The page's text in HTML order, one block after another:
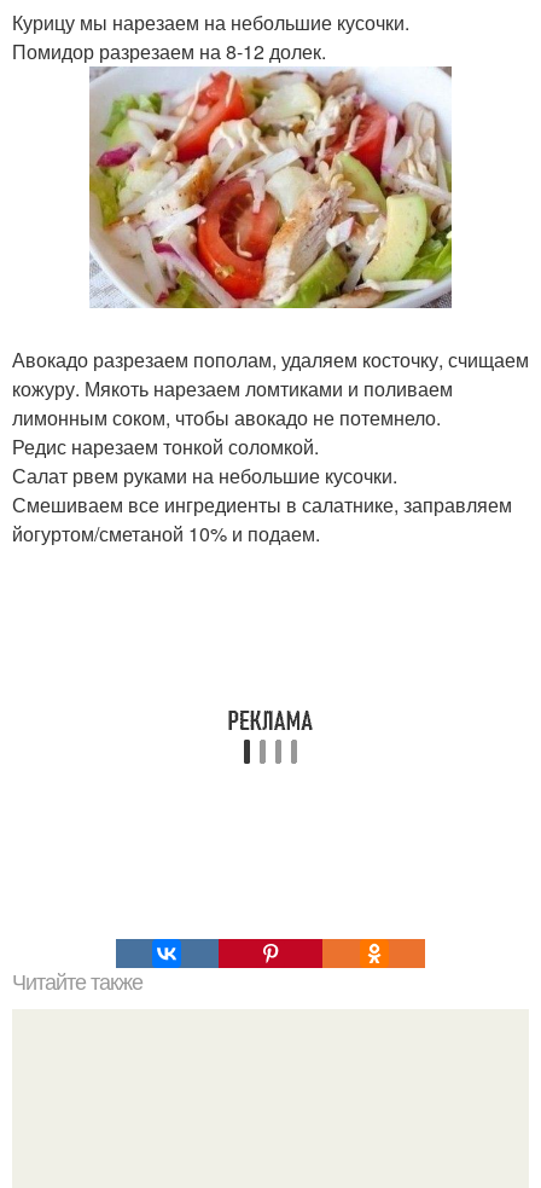
Курицу мы нарезаем на небольшие кусочки.
Помидор разрезаем на 8-12 долек.
Авокадо разрезаем пополам, удаляем косточку, счищаем
кожуру. Мякоть нарезаем ломтиками и поливаем
лимонным соком, чтобы авокадо не потемнело.
Редис нарезаем тонкой соломкой.
Салат рвем руками на небольшие кусочки.
Смешиваем все ингредиенты в салатнике, заправляем
йогуртом/сметаной 10% и подаем.
Читайте также